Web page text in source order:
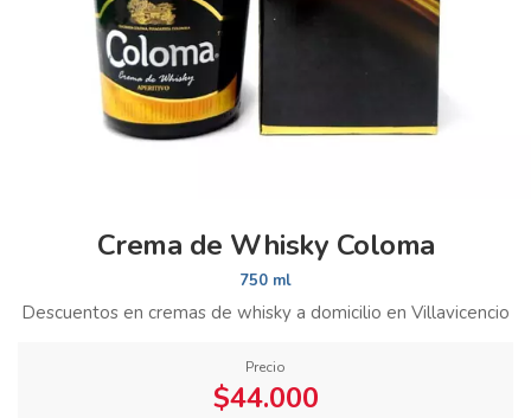
Crema de Whisky Coloma
750 ml
Descuentos en cremas de whisky a domicilio en Villavicencio
Precio
$44.000